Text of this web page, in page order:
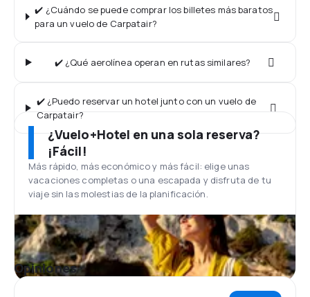
✔️ ¿Cuándo se puede comprar los billetes más baratos
para un vuelo de Carpatair?
✔️ ¿Qué aerolínea operan en rutas similares?
✔️ ¿Puedo reservar un hotel junto con un vuelo de
Carpatair?
¿Vuelo+Hotel en una sola reserva?
¡Fácil!
Más rápido, más económico y más fácil: elige unas
vacaciones completas o una escapada y disfruta de tu
viaje sin las molestias de la planificación.
Opiniones